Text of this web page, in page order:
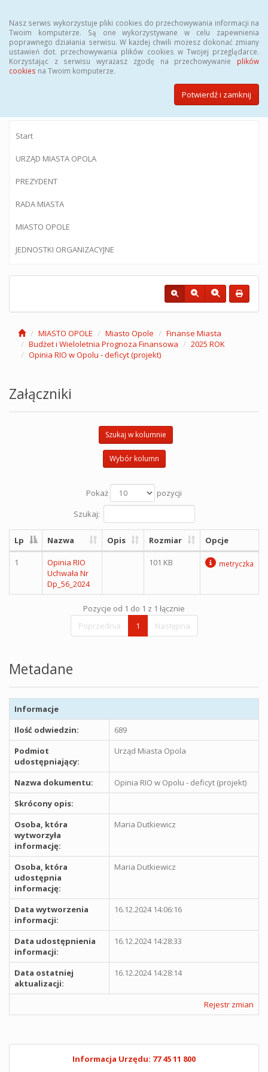
Nasz serwis wykorzystuje pliki cookies do przechowywania informacji na
Twoim komputerze. Są one wykorzystywane w celu zapewnienia
poprawnego działania serwisu. W każdej chwili możesz dokonać zmiany
ustawień dot. przechowywania plików cookies w Twojej przeglądarce.
Korzystając z serwisu wyrażasz zgodę na przechowywanie plików
cookies na Twoim komputerze.
Potwierdź i zamknij
BIULETYN INFORMACJI PUBLICZNEJ
Urzędu Miasta Opola
Start
URZĄD MIASTA OPOLA
PREZYDENT
RADA MIASTA
MIASTO OPOLE
JEDNOSTKI ORGANIZACYJNE
MIASTO OPOLE Miasto Opole
Finanse Miasta
Budżet i Wieloletnia Prognoza Finansowa
2025 ROK
Opinia RIO w Opolu - deficyt (projekt)
Załączniki
Szukaj w kolumnie
Wybór kolumn
Pokaż
pozycji
Szukaj:
Lp Nazwa Opis Rozmiar Opcje
1
Opinia RIO
Uchwała Nr
Dp_56_2024
101 KB metryczka
Pozycje od 1 do 1 z 1 łącznie
Poprzednia
1 Następna
Metadane
Informacje
Ilość odwiedzin:
689
Podmiot
udostępniający:
Urząd Miasta Opola
Nazwa dokumentu:
Opinia RIO w Opolu - deficyt (projekt)
Skrócony opis:
Osoba, która
wytworzyła
informację:
Maria Dutkiewicz
Osoba, która
udostępnia
informację:
Maria Dutkiewicz
Data wytworzenia
informacji:
16.12.2024 14:06:16
Data udostępnienia
informacji:
16.12.2024 14:28:33
Data ostatniej
aktualizacji:
16.12.2024 14:28:14
Rejestr zmian
Informacja Urzędu: 77 45 11 800